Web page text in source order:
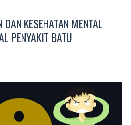
DAN KESEHATAN MENTAL
PENYAKIT BATU